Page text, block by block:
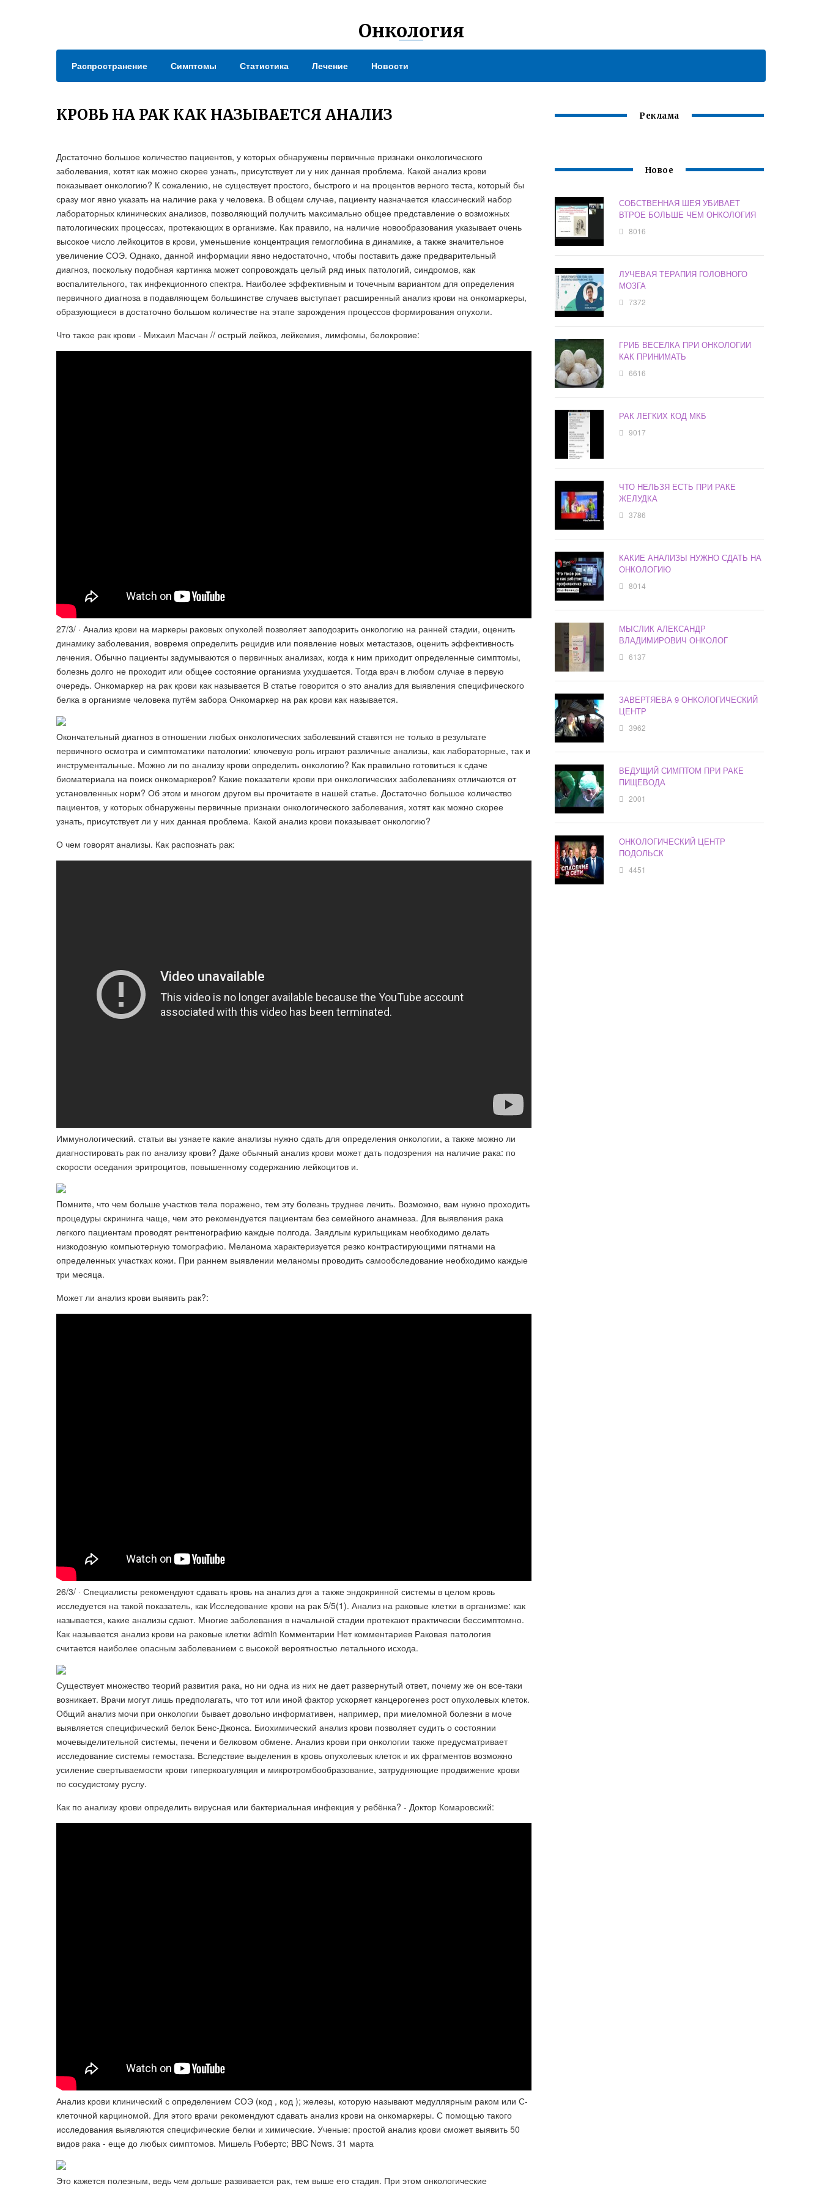
Онкология
Распространение Симптомы Статистика Лечение Новости
КРОВЬ НА РАК КАК НАЗЫВАЕТСЯ АНАЛИЗ
Достаточно большое количество пациентов, у которых обнаружены первичные признаки онкологического
заболевания, хотят как можно скорее узнать, присутствует ли у них данная проблема. Какой анализ крови
показывает онкологию? К сожалению, не существует простого, быстрого и на процентов верного теста, который бы
сразу мог явно указать на наличие рака у человека. В общем случае, пациенту назначается классический набор
лабораторных клинических анализов, позволяющий получить максимально общее представление о возможных
патологических процессах, протекающих в организме. Как правило, на наличие новообразования указывает очень
высокое число лейкоцитов в крови, уменьшение концентрация гемоглобина в динамике, а также значительное
увеличение СОЭ. Однако, данной информации явно недостаточно, чтобы поставить даже предварительный
диагноз, поскольку подобная картинка может сопровождать целый ряд иных патологий, синдромов, как
воспалительного, так инфекционного спектра. Наиболее эффективным и точечным вариантом для определения
первичного диагноза в подавляющем большинстве случаев выступает расширенный анализ крови на онкомаркеры,
образующиеся в достаточно большом количестве на этапе зарождения процессов формирования опухоли.
Что такое рак крови - Михаил Масчан // острый лейкоз, лейкемия, лимфомы, белокровие:
27/3/ · Анализ крови на маркеры раковых опухолей позволяет заподозрить онкологию на ранней стадии, оценить
динамику заболевания, вовремя определить рецидив или появление новых метастазов, оценить эффективность
лечения. Обычно пациенты задумываются о первичных анализах, когда к ним приходит определенные симптомы,
болезнь долго не проходит или общее состояние организма ухудшается. Тогда врач в любом случае в первую
очередь. Онкомаркер на рак крови как называется В статье говорится о это анализ для выявления специфического
белка в организме человека путём забора Онкомаркер на рак крови как называется.
Окончательный диагноз в отношении любых онкологических заболеваний ставятся не только в результате
первичного осмотра и симптоматики патологии: ключевую роль играют различные анализы, как лабораторные, так и
инструментальные. Можно ли по анализу крови определить онкологию? Как правильно готовиться к сдаче
биоматериала на поиск онкомаркеров? Какие показатели крови при онкологических заболеваниях отличаются от
установленных норм? Об этом и многом другом вы прочитаете в нашей статье. Достаточно большое количество
пациентов, у которых обнаружены первичные признаки онкологического заболевания, хотят как можно скорее
узнать, присутствует ли у них данная проблема. Какой анализ крови показывает онкологию?
О чем говорят анализы. Как распознать рак:
Иммунологический. статьи вы узнаете какие анализы нужно сдать для определения онкологии​, а также можно ли
диагностировать рак по анализу крови? Даже обычный анализ крови может дать подозрения на наличие рака: по
скорости оседания эритроцитов, повышенному содержанию лейкоцитов и.
Помните, что чем больше участков тела поражено, тем эту болезнь труднее лечить. Возможно, вам нужно проходить
процедуры скрининга чаще, чем это рекомендуется пациентам без семейного анамнеза. Для выявления рака
легкого пациентам проводят рентгенографию каждые полгода. Заядлым курильщикам необходимо делать
низкодозную компьютерную томографию. Меланома характеризуется резко контрастирующими пятнами на
определенных участках кожи. При раннем выявлении меланомы проводить самообследование необходимо каждые
три месяца.
Может ли анализ крови выявить рак?:
26/3/ · Специалисты рекомендуют сдавать кровь на анализ для а также эндокринной системы в целом кровь
исследуется на такой показатель, как Исследование крови на рак 5/5(1). Анализ на раковые клетки в организме: как
называется, какие анализы сдают. Многие заболевания в начальной стадии протекают практически бессимптомно.
Как называется анализ крови на раковые клетки admin Комментарии Нет комментариев Раковая патология
считается наиболее опасным заболеванием с высокой вероятностью летального исхода.
Существует множество теорий развития рака, но ни одна из них не дает развернутый ответ, почему же он все-таки
возникает. Врачи могут лишь предполагать, что тот или иной фактор ускоряет канцерогенез рост опухолевых клеток.
Общий анализ мочи при онкологии бывает довольно информативен, например, при миеломной болезни в моче
выявляется специфический белок Бенс-Джонса. Биохимический анализ крови позволяет судить о состоянии
мочевыделительной системы, печени и белковом обмене. Анализ крови при онкологии также предусматривает
исследование системы гемостаза. Вследствие выделения в кровь опухолевых клеток и их фрагментов возможно
усиление свертываемости крови гиперкоагуляция и микротромбообразование, затрудняющие продвижение крови
по сосудистому руслу.
Как по анализу крови определить вирусная или бактериальная инфекция у ребёнка? - Доктор Комаровский:
Анализ крови клинический с определением СОЭ (код , код ); железы, которую называют медуллярным раком или С-
клеточной карциномой. Для этого врачи рекомендуют сдавать анализ крови на онкомаркеры. С помощью такого
исследования выявляются специфические белки и химические. Ученые: простой анализ крови сможет выявить 50
видов рака - еще до любых симптомов. Мишель Робертс; BBC News. 31 марта
Это кажется полезным, ведь чем дольше развивается рак, тем выше его стадия. При этом онкологические
Реклама
Новое
СОБСТВЕННАЯ ШЕЯ УБИВАЕТ
ВТРОЕ БОЛЬШЕ ЧЕМ ОНКОЛОГИЯ
8016
ЛУЧЕВАЯ ТЕРАПИЯ ГОЛОВНОГО
МОЗГА
7372
ГРИБ ВЕСЕЛКА ПРИ ОНКОЛОГИИ
КАК ПРИНИМАТЬ
6616
РАК ЛЕГКИХ КОД МКБ
9017
ЧТО НЕЛЬЗЯ ЕСТЬ ПРИ РАКЕ
ЖЕЛУДКА
3786
КАКИЕ АНАЛИЗЫ НУЖНО СДАТЬ НА
ОНКОЛОГИЮ
8014
МЫСЛИК АЛЕКСАНДР
ВЛАДИМИРОВИЧ ОНКОЛОГ
6137
ЗАВЕРТЯЕВА 9 ОНКОЛОГИЧЕСКИЙ
ЦЕНТР
3962
ВЕДУЩИЙ СИМПТОМ ПРИ РАКЕ
ПИЩЕВОДА
2001
ОНКОЛОГИЧЕСКИЙ ЦЕНТР
ПОДОЛЬСК
4451